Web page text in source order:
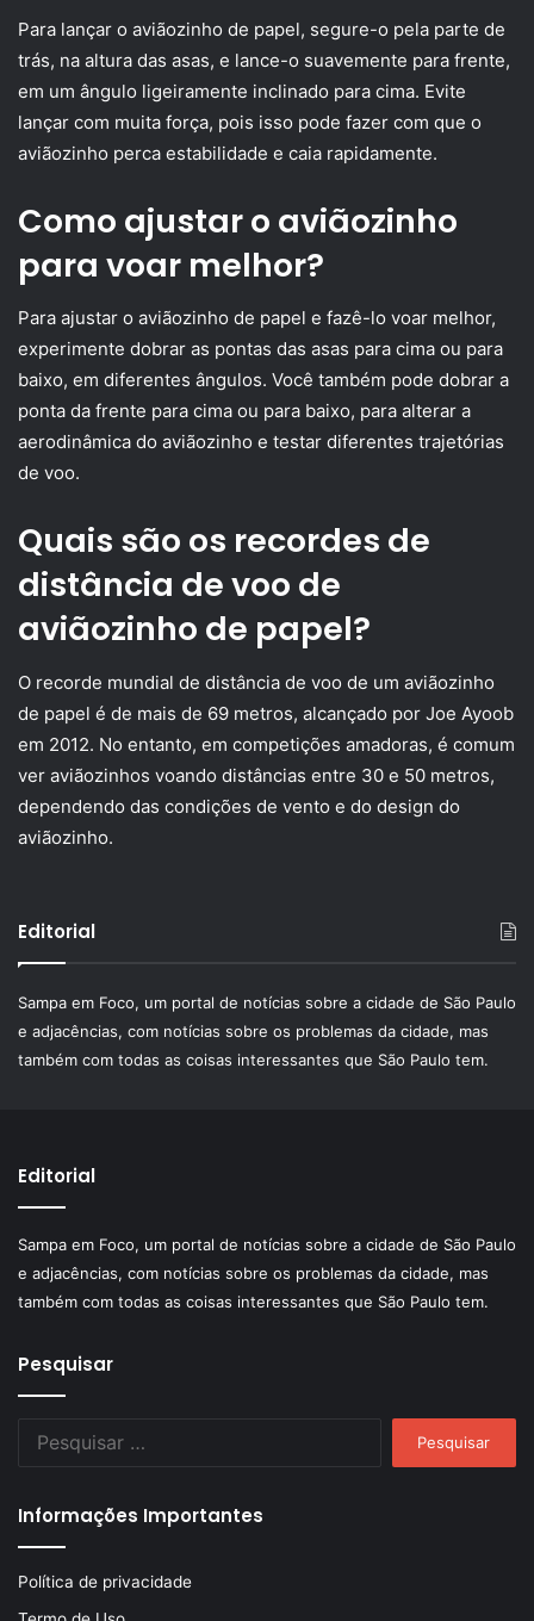
Para lançar o aviãozinho de papel, segure-o pela parte de
trás, na altura das asas, e lance-o suavemente para frente,
em um ângulo ligeiramente inclinado para cima. Evite
lançar com muita força, pois isso pode fazer com que o
aviãozinho perca estabilidade e caia rapidamente.
Como ajustar o aviãozinho
para voar melhor?
Para ajustar o aviãozinho de papel e fazê-lo voar melhor,
experimente dobrar as pontas das asas para cima ou para
baixo, em diferentes ângulos. Você também pode dobrar a
ponta da frente para cima ou para baixo, para alterar a
aerodinâmica do aviãozinho e testar diferentes trajetórias
de voo.
Quais são os recordes de
distância de voo de
aviãozinho de papel?
O recorde mundial de distância de voo de um aviãozinho
de papel é de mais de 69 metros, alcançado por Joe Ayoob
em 2012. No entanto, em competições amadoras, é comum
ver aviãozinhos voando distâncias entre 30 e 50 metros,
dependendo das condições de vento e do design do
aviãozinho.
Editorial
Sampa em Foco, um portal de notícias sobre a cidade de São Paulo
e adjacências, com notícias sobre os problemas da cidade, mas
também com todas as coisas interessantes que São Paulo tem.
Editorial
Sampa em Foco, um portal de notícias sobre a cidade de São Paulo
e adjacências, com notícias sobre os problemas da cidade, mas
também com todas as coisas interessantes que São Paulo tem.
Pesquisar
Informações Importantes
Política de privacidade